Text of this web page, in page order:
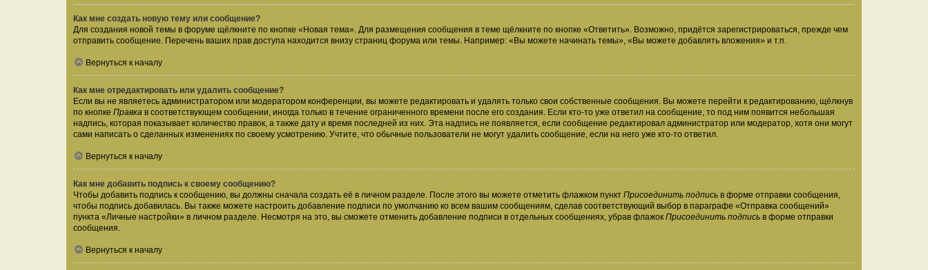
Как мне создать новую тему или сообщение?
Для создания новой темы в форуме щёлкните по кнопке «Новая тема». Для размещения сообщения в теме щёлкните по кнопке «Ответить». Возможно, придётся зарегистрироваться, прежде чем
отправить сообщение. Перечень ваших прав доступа находится внизу страниц форума или темы. Например: «Вы можете начинать темы», «Вы можете добавлять вложения» и т.п.
Вернуться к началу
Как мне отредактировать или удалить сообщение?
Если вы не являетесь администратором или модератором конференции, вы можете редактировать и удалять только свои собственные сообщения. Вы можете перейти к редактированию, щёлкнув
по кнопке Правка в соответствующем сообщении, иногда только в течение ограниченного времени после его создания. Если кто-то уже ответил на сообщение, то под ним появится небольшая
надпись, которая показывает количество правок, а также дату и время последней из них. Эта надпись не появляется, если сообщение редактировал администратор или модератор, хотя они могут
сами написать о сделанных изменениях по своему усмотрению. Учтите, что обычные пользователи не могут удалить сообщение, если на него уже кто-то ответил.
Вернуться к началу
Как мне добавить подпись к своему сообщению?
Чтобы добавить подпись к сообщению, вы должны сначала создать её в личном разделе. После этого вы можете отметить флажком пункт Присоединить подпись в форме отправки сообщения,
чтобы подпись добавилась. Вы также можете настроить добавление подписи по умолчанию ко всем вашим сообщениям, сделав соответствующий выбор в параграфе «Отправка сообщений»
пункта «Личные настройки» в личном разделе. Несмотря на это, вы сможете отменить добавление подписи в отдельных сообщениях, убрав флажок Присоединить подпись в форме отправки
сообщения.
Вернуться к началу